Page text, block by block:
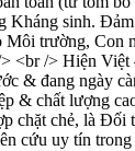
Kháng sinh.
Môi trường, Con
<br /> Hiện
& đang ngày
& chất lượng
chặt chẻ, là Đối
cứu uy tín